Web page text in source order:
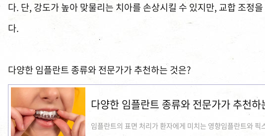
다. 단, 강도가 높아 맞물리는 치아를 손상시킬 수 있지만, 교합 조정
다.
다양한 임플란트 종류와 전문가가 추천하는 것은?
다양한 임플란트 종류와 전문가가 추천하
임플란트의 표면 처리가 환자에게 미치는 영향임플란트와 픽